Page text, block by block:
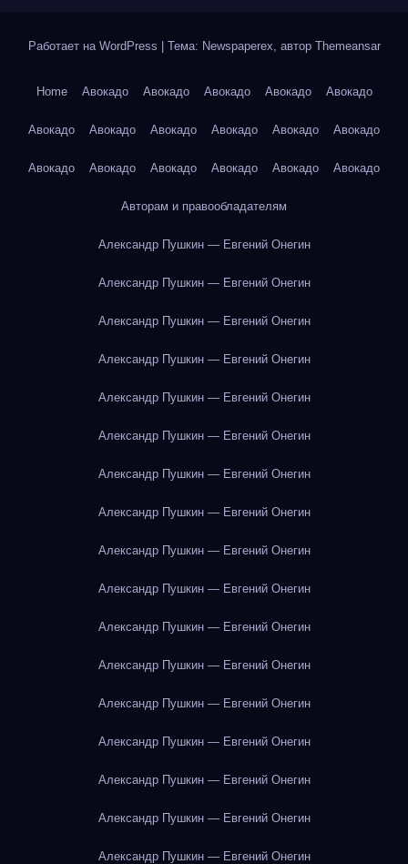
Работает на WordPress Тема: Newspaperex, автор Themeansar
Home Авокадо Авокадо Авокадо Авокадо Авокадо
Авокадо Авокадо Авокадо Авокадо Авокадо Авокадо
Авокадо Авокадо Авокадо Авокадо Авокадо Авокадо
Авторам и правообладателям
Александр Пушкин — Евгений Онегин
Александр Пушкин — Евгений Онегин
Александр Пушкин — Евгений Онегин
Александр Пушкин — Евгений Онегин
Александр Пушкин — Евгений Онегин
Александр Пушкин — Евгений Онегин
Александр Пушкин — Евгений Онегин
Александр Пушкин — Евгений Онегин
Александр Пушкин — Евгений Онегин
Александр Пушкин — Евгений Онегин
Александр Пушкин — Евгений Онегин
Александр Пушкин — Евгений Онегин
Александр Пушкин — Евгений Онегин
Александр Пушкин — Евгений Онегин
Александр Пушкин — Евгений Онегин
Александр Пушкин — Евгений Онегин
Александр Пушкин — Евгений Онегин